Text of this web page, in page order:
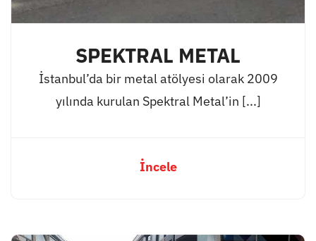
SPEKTRAL METAL
İstanbul’da bir metal atölyesi olarak 2009
yılında kurulan Spektral Metal’in [...]
İncele